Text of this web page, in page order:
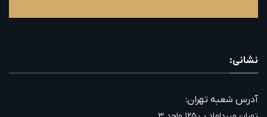
نشانی:
آدرس شعبه تهران: